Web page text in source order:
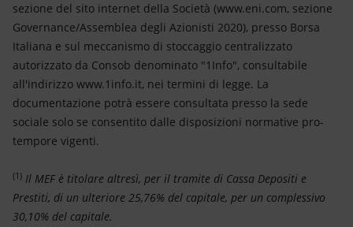
sezione del sito internet della Società (www.eni.com, sezione
Governance/Assemblea degli Azionisti 2020), presso Borsa
Italiana e sul meccanismo di stoccaggio centralizzato
autorizzato da Consob denominato "1Info", consultabile
all'indirizzo www.1info.it, nei termini di legge. La
documentazione potrà essere consultata presso la sede
sociale solo se consentito dalle disposizioni normative pro-
tempore vigenti.
(1) Il MEF è titolare altresì, per il tramite di Cassa Depositi e
Prestiti, di un ulteriore 25,76% del capitale, per un complessivo
30,10% del capitale.